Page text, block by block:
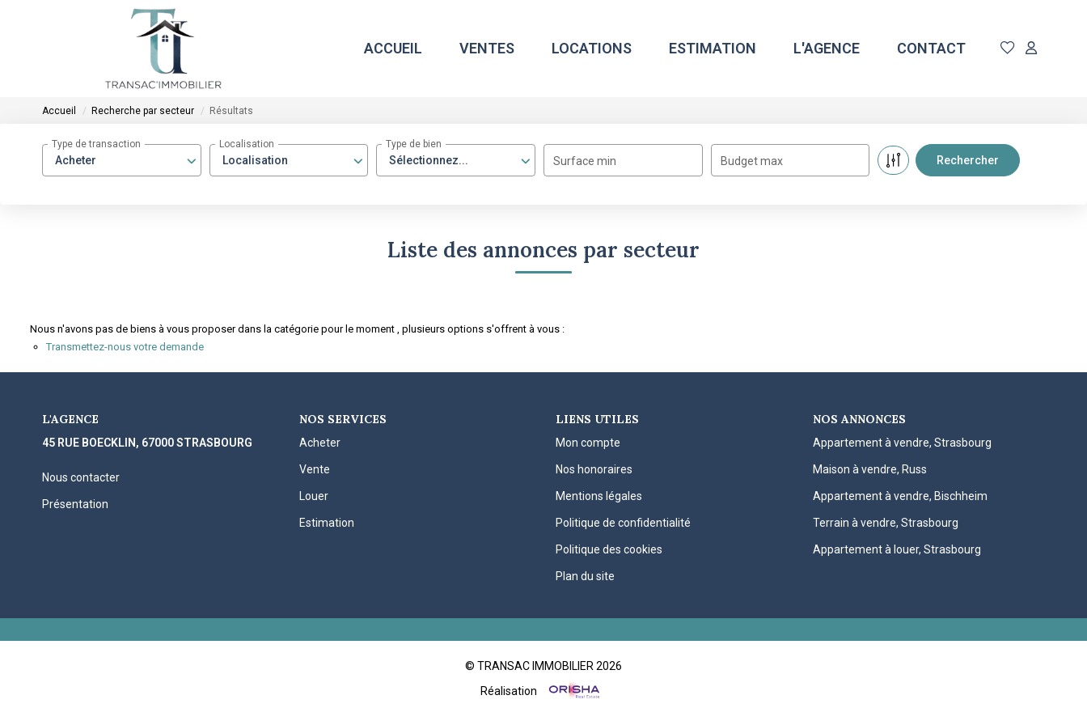
ACCUEIL VENTES LOCATIONS ESTIMATION L'AGENCE CONTACT
Accueil Recherche par secteur Résultats
Acheter
Type de transaction
Localisation
Localisation
Sélectionnez...
Type de bien
Surface min Budget max
Liste des annonces par secteur
Nous n'avons pas de biens à vous proposer dans la catégorie pour le moment , plusieurs options s'offrent à vous :
Transmettez-nous votre demande
L'AGENCE
45 RUE BOECKLIN, 67000 STRASBOURG
Nous contacter
Présentation
NOS SERVICES
Acheter
Vente
Louer
Estimation
LIENS UTILES
Mon compte
Nos honoraires
Mentions légales
Politique de confidentialité
Politique des cookies
Plan du site
NOS ANNONCES
Appartement à vendre, Strasbourg
Maison à vendre, Russ
Appartement à vendre, Bischheim
Terrain à vendre, Strasbourg
Appartement à louer, Strasbourg
© TRANSAC IMMOBILIER 2026
Réalisation